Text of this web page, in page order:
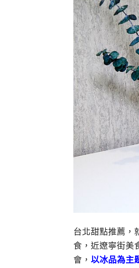
台北甜點推薦，
食，近遼寧街美
會， 以冰品為主